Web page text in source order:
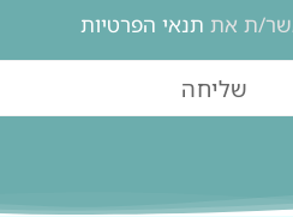
ת את תנאי הפרטיות